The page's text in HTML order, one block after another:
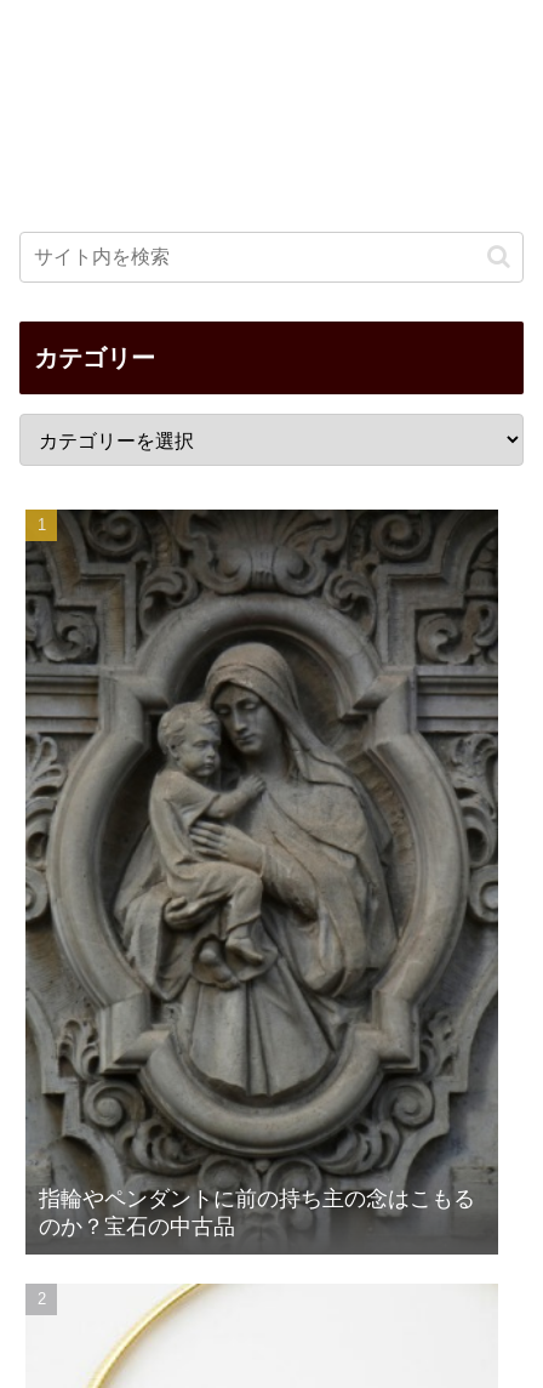
カテゴリー
指輪やペンダントに前の持ち主の念はこもる
のか？宝石の中古品